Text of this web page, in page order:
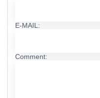
E-MAIL:
Comment: